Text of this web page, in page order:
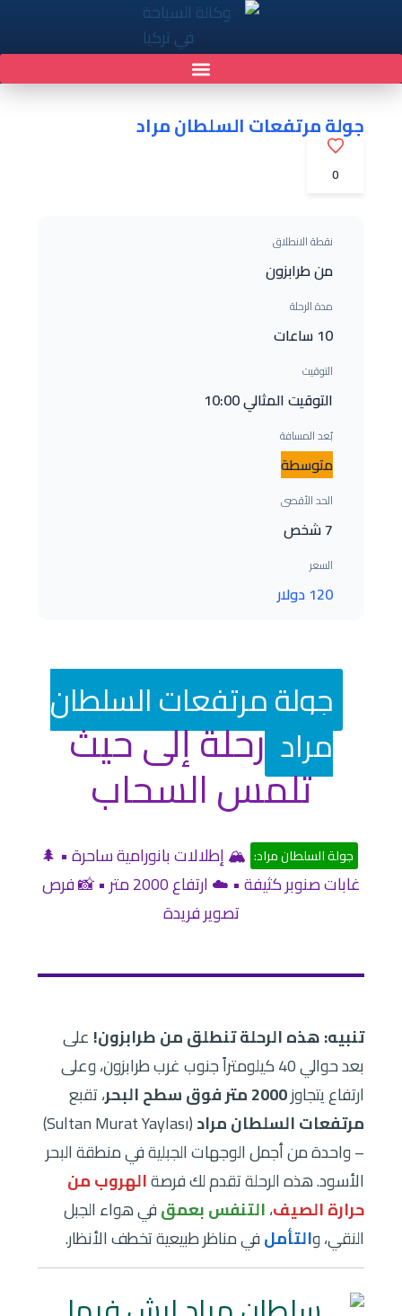
جولة مرتفعات السلطان مراد
0
نقطة الانطلاق
من طرابزون
مدة الرحلة
10 ساعات
التوقيت
التوقيت المثالي 10:00
بُعد المسافة
متوسطة
الحد الأقصى
7 شخص
السعر
120 دولار
جولة مرتفعات السلطان
مراد رحلة إلى حيث
تلمس السحاب
جولة السلطان مراد: 🏔️ إطلالات بانورامية ساحرة • 🌲
غابات صنوبر كثيفة • ☁️ ارتفاع 2000 متر • 📸 فرص
تصوير فريدة
تنبيه: هذه الرحلة تنطلق من طرابزون! على
بعد حوالي 40 كيلومتراً جنوب غرب طرابزون، وعلى
ارتفاع يتجاوز2000 متر فوق سطح البحر
، تقبع
مرتفعات السلطان مراد
(Sultan Murat Yaylası)
– واحدة من أجمل الوجهات الجبلية في منطقة البحر
الأسود. هذه الرحلة تقدم لك فرصةالهروب من
حرارة الصيف،التنفس بعمقفي هواء الجبل
النقي، والتأملفي مناظر طبيعية تخطف الأنظار.